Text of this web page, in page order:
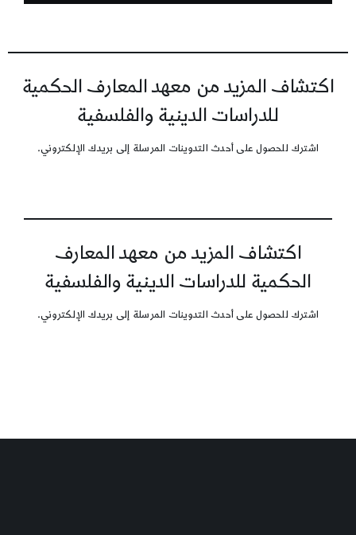
اكتشاف المزيد من معهد المعارف الحكمية
للدراسات الدينية والفلسفية
اشترك للحصول على أحدث التدوينات المرسلة إلى بريدك الإلكتروني.
اكتشاف المزيد من معهد المعارف
الحكمية للدراسات الدينية والفلسفية
اشترك للحصول على أحدث التدوينات المرسلة إلى بريدك الإلكتروني.